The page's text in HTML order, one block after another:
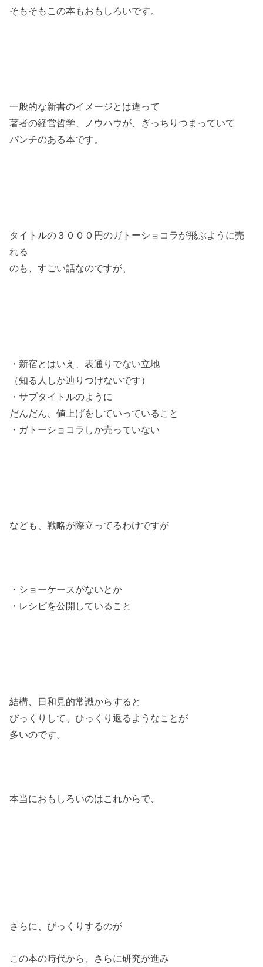
そもそもこの本もおもしろいです。
一般的な新書のイメージとは違って
著者の経営哲学、ノウハウが、ぎっちりつまっていて
パンチのある本です。
タイトルの３０００円のガトーショコラが飛ぶように売
れる
のも、すごい話なのですが、
・新宿とはいえ、表通りでない立地
（知る人しか辿りつけないです）
・サブタイトルのように
だんだん、値上げをしていっていること
・ガトーショコラしか売っていない
なども、戦略が際立ってるわけですが
・ショーケースがないとか
・レシピを公開していること
結構、日和見的常識からすると
びっくりして、ひっくり返るようなことが
多いのです。
本当におもしろいのはこれからで、
さらに、びっくりするのが
この本の時代から、さらに研究が進み